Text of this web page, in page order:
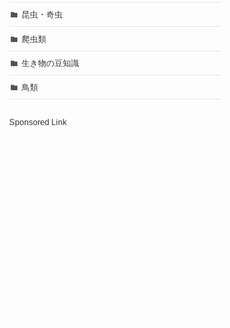
昆虫・奇虫
爬虫類
生き物の豆知識
鳥類
Sponsored Link